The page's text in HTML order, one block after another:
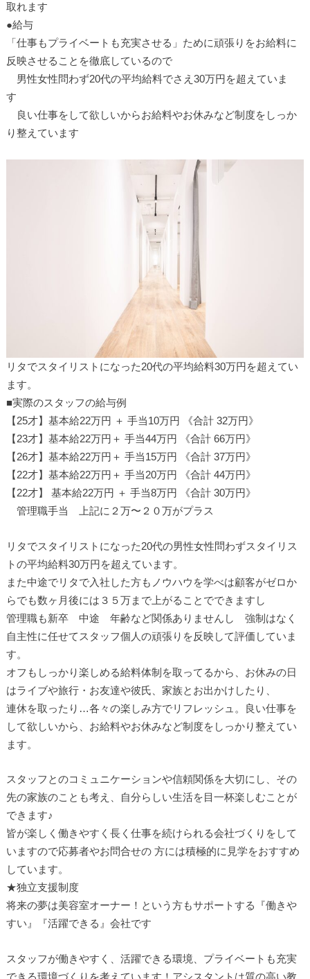
取れます
●給与
「仕事もプライベートも充実させる」ために頑張りをお給料に
反映させることを徹底しているので
男性女性問わず20代の平均給料でさえ30万円を超えていま
す
良い仕事をして欲しいからお給料やお休みなど制度をしっか
り整えています
リタでスタイリストになった20代の平均給料30万円を超えてい
ます。
■実際のスタッフの給与例
【25才】基本給22万円 ＋ 手当10万円 《合計 32万円》
【23才】基本給22万円＋ 手当44万円 《合計 66万円》
【26才】基本給22万円＋ 手当15万円 《合計 37万円》
【22才】基本給22万円＋ 手当20万円 《合計 44万円》
【22才】 基本給22万円 ＋ 手当8万円 《合計 30万円》
管理職手当 上記に２万〜２０万がプラス
リタでスタイリストになった20代の男性女性問わずスタイリス
トの平均給料30万円を超えています。
また中途でリタで入社した方もノウハウを学べは顧客がゼロか
らでも数ヶ月後には３５万まで上がることでできますし
管理職も新卒 中途 年齢など関係ありませんし 強制はなく
自主性に任せてスタッフ個人の頑張りを反映して評価していま
す。
オフもしっかり楽しめる給料体制を取ってるから、お休みの日
はライブや旅行・お友達や彼氏、家族とお出かけしたり、
連休を取ったり…各々の楽しみ方でリフレッシュ。良い仕事を
して欲しいから、お給料やお休みなど制度をしっかり整えてい
ます。
スタッフとのコミュニケーションや信頼関係を大切にし、その
先の家族のことも考え、自分らしい生活を目一杯楽しむことが
できます♪
皆が楽しく働きやすく長く仕事を続けられる会社づくりをして
いますので応募者やお問合せの 方には積極的に見学をおすすめ
しています。
★独立支援制度
将来の夢は美容室オーナー！という方もサポートする『働きや
すい』『活躍できる』会社です
スタッフが働きやすく、活躍できる環境、プライベートも充実
できる環境づくりを考えています！アシスタントは質の高い教